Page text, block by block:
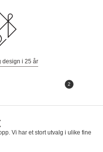
design i 25 år
2
Vi har et stort utvalg i ulike fine